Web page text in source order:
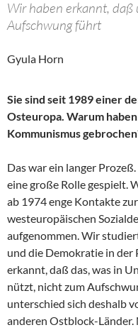
Wir haben erkannt, daß
Aufschwung führt
Gyula Horn
Sie sind seit 1989 einer
Osteuropa. Warum
Kommunismus
Das war ein langer
eine große Rolle gespielt.
ab 1974 enge Kontakte
westeuropäischen
aufgenommen. Wir
und die Demokratie in
erkannt, daß das, was in
nützt, nicht zum
unterschied sich deshalb
anderen Ostblock-Länder.